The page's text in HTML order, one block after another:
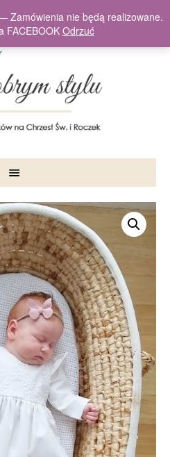
Zamówienia nie będą realizowane.
FACEBOOK Odrzuć